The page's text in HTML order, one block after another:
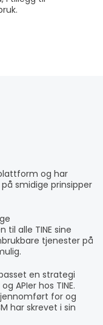
og har
smidige prinsipper
alle TINE sine
tjenester på
en strategi
APIer hos TINE.
for og
har skrevet i sin